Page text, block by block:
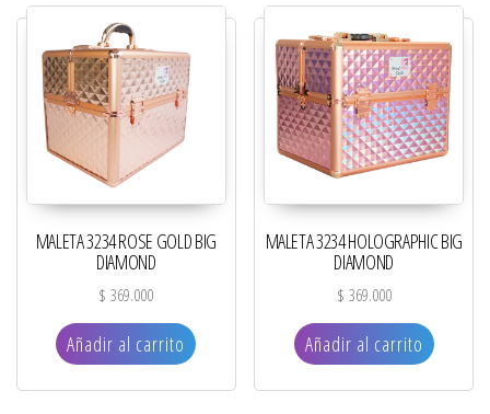
MALETA 3234 ROSE GOLD BIG
DIAMOND
$ 369.000
Añadir al carrito
MALETA 3234 HOLOGRAPHIC BIG
DIAMOND
$ 369.000
Añadir al carrito